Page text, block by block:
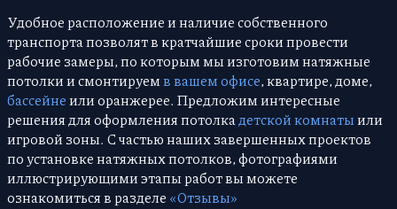
Удобное расположение и наличие собственного
транспорта позволят в кратчайшие сроки провести
рабочие замеры, по которым мы изготовим натяжные
потолки и смонтируемв вашем офисе, квартире, доме,
бассейнеили оранжерее. Предложим интересные
решения для оформления потолкадетской комнатыили
игровой зоны. С частью наших завершенных проектов
по установке натяжных потолков, фотографиями
иллюстрирующими этапы работ вы можете
ознакомиться в разделе «Отзывы»